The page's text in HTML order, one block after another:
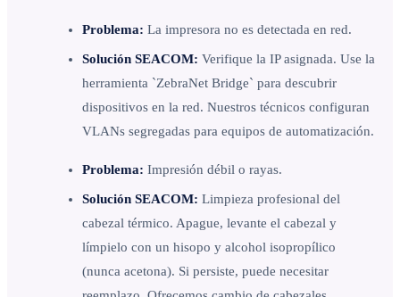
Problema: La impresora no es detectada en red.
Solución SEACOM: Verifique la IP asignada. Use la
herramienta `ZebraNet Bridge` para descubrir
dispositivos en la red. Nuestros técnicos configuran
VLANs segregadas para equipos de automatización.
Problema: Impresión débil o rayas.
Solución SEACOM: Limpieza profesional del
cabezal térmico. Apague, levante el cabezal y
límpielo con un hisopo y alcohol isopropílico
(nunca acetona). Si persiste, puede necesitar